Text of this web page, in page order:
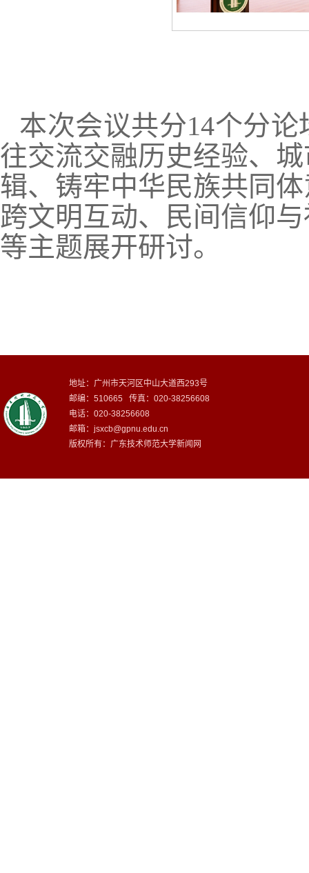
本次会议共分14个分
往交流交融历史经验、
辑、铸牢中华民族共同
跨文明互动、民间信仰
等主题展开研讨。
地址：广州市天河区中山大道西293号
邮编：510665 传真：020-38256608
电话：020-38256608
邮箱： jsxcb@gpnu.edu.cn
版权所有：广东技术师范大学新闻网